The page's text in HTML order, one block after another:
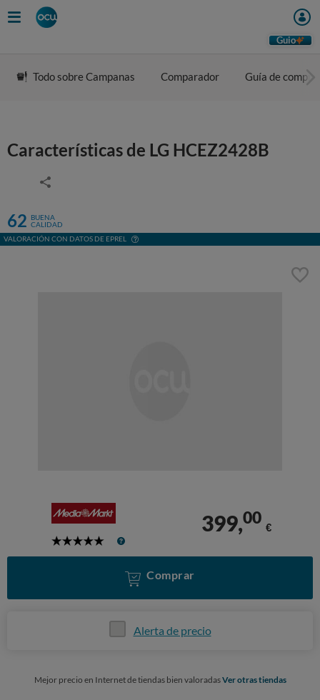
Guio
Todo sobre Campanas Comparador Guía de compra
Características de LG HCEZ2428B
62 BUENA
CALIDAD
VALORACIÓN CON DATOS DE EPREL
5
399,00
€
Comprar
Alerta de precio
Mejor precio en Internet de tiendas bien valoradasVer otras tiendas